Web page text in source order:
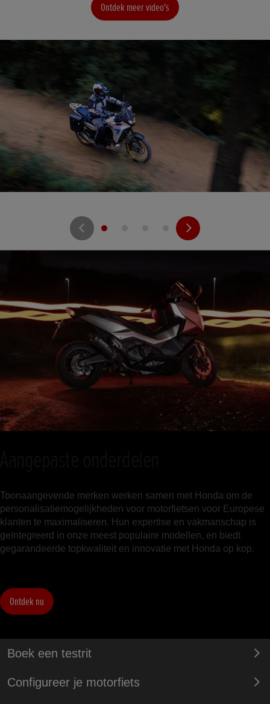
Ontdek meer video's
Toonaangevende merken werken samen met Honda om de
personalisatiemogelijkheden voor motorfietsen voor Europese
klanten te maximaliseren. Hun expertise en vakmanschap is
geïntegreerd in onze meest populaire modellen, en biedt
gegarandeerde topkwaliteit en innovatie met Honda op kop.
Ontdek nu
Boek een testrit
Configureer je motorfiets